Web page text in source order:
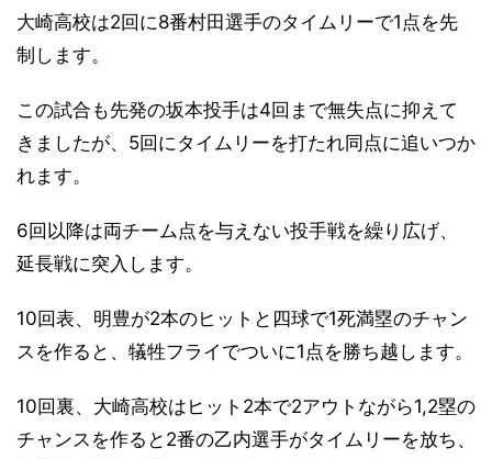
大崎高校は2回に8番村田選手のタイムリーで1点を先
制します。
この試合も先発の坂本投手は4回まで無失点に抑えて
きましたが、5回にタイムリーを打たれ同点に追いつか
れます。
6回以降は両チーム点を与えない投手戦を繰り広げ、
延長戦に突入します。
10回表、明豊が2本のヒットと四球で1死満塁のチャン
スを作ると、犠牲フライでついに1点を勝ち越します。
10回裏、大崎高校はヒット2本で2アウトながら1,2塁の
チャンスを作ると2番の乙内選手がタイムリーを放ち、